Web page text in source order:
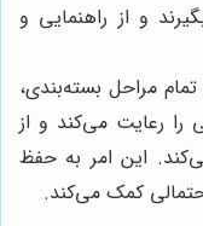
و از راهنمایی و
تمام مراحل بسته‌بندی،
را رعایت می‌کند و از
این امر به حفظ
کمک می‌کند.